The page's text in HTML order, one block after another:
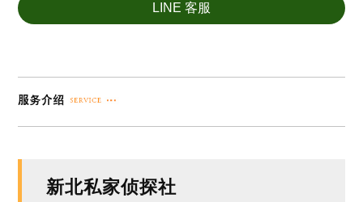
LINE 客服
新北私家侦探社